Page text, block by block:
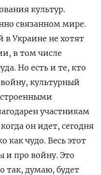
культур.
связанном мире.
в Украине не хотят
в том числе
Но есть и те, кто
культурный
участникам
он идет, сегодня
как чудо. Весь этот
и про войну. Это
так, думаю, будет